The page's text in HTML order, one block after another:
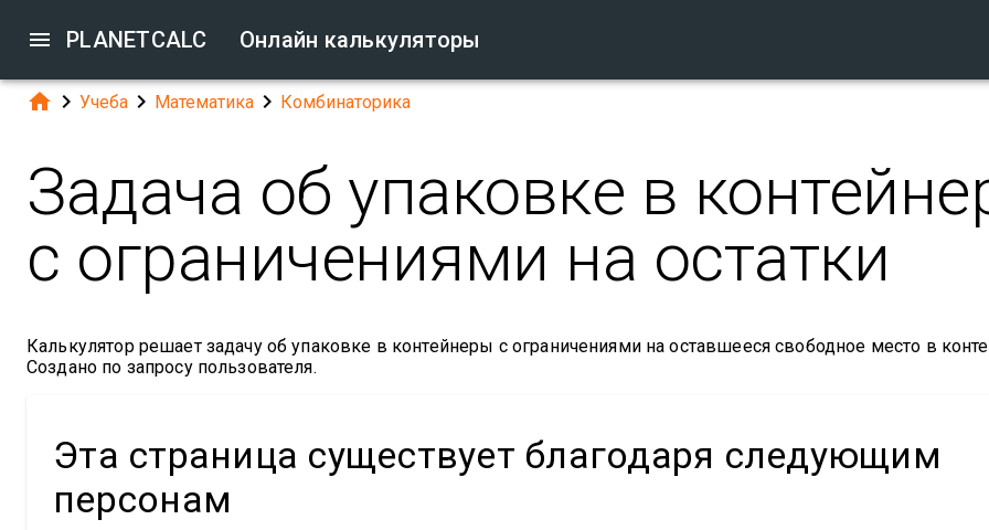
 PLANETCALC Онлайн калькуляторы
  Учеба  Математика  Комбинаторика
Задача об упаковке в
с ограничениями на остатки
Калькулятор решает задачу об упаковке в контейнеры с ограничениями на оставшееся свободное место в
Создано по запросу пользователя.
Эта страница существует благодаря следующим
персонам